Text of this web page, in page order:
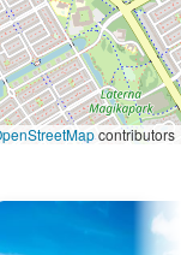
contributors